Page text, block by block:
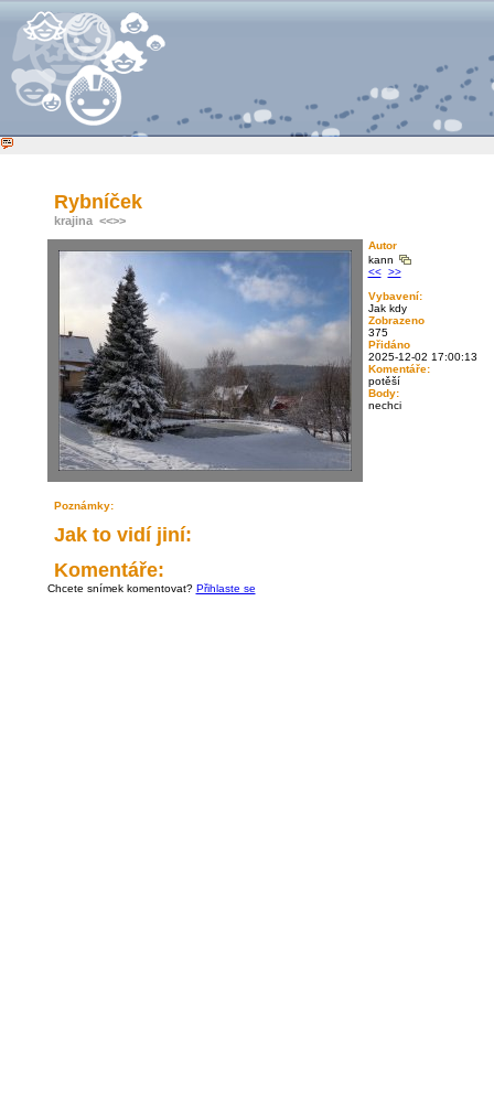
Rybníček
krajina <<>>
Autor
kann
<< >>
Vybavení:
Jak kdy
Zobrazeno
375
Přidáno
2025-12-02 17:00:13
Komentáře:
potěší
Body:
nechci
Poznámky:
Jak to vidí jiní:
Komentáře:
Chcete snímek komentovat? Přihlaste se